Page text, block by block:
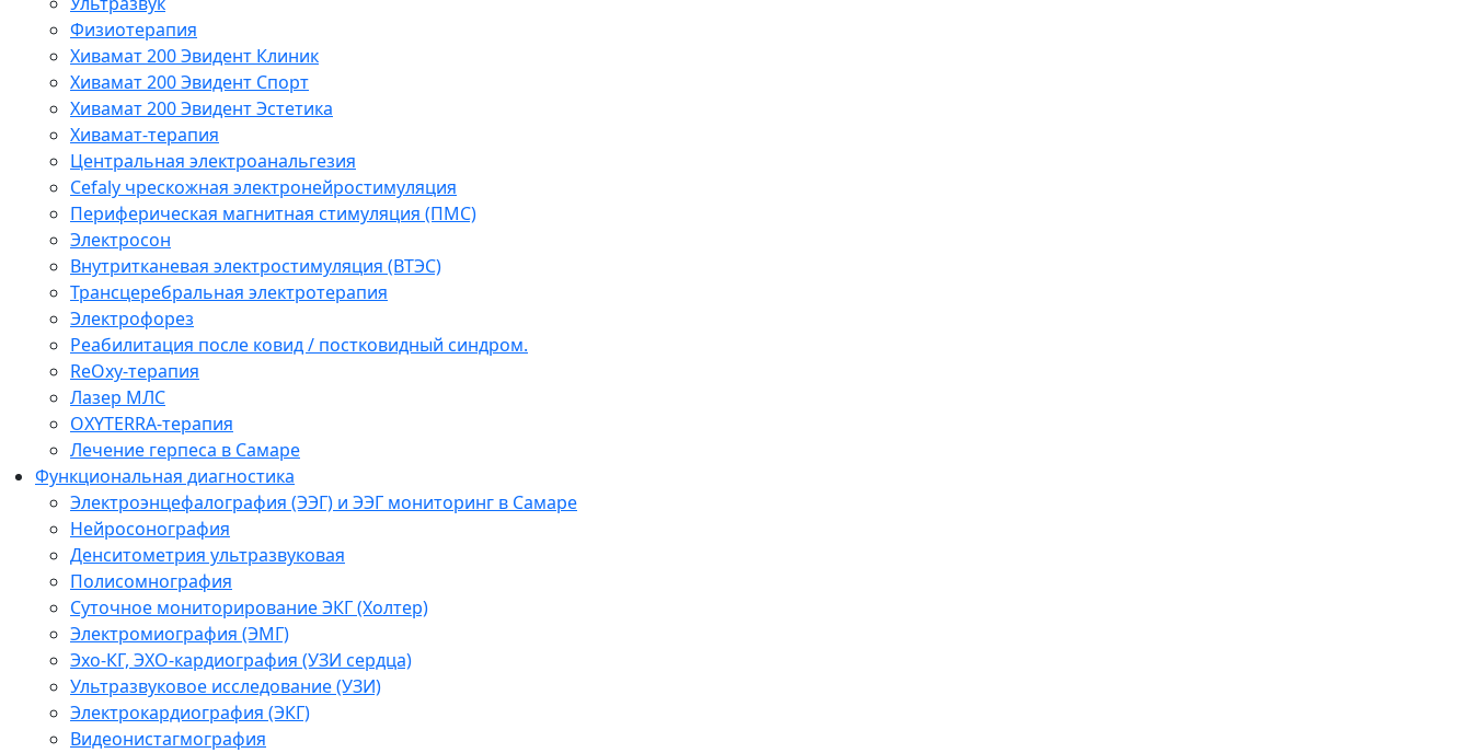
Физиотерапия
Хивамат 200 Эвидент Клиник
Хивамат 200 Эвидент Спорт
Хивамат 200 Эвидент Эстетика
Хивамат-терапия
Центральная электроанальгезия
Cefaly чреcкожная электронейростимуляция
Периферическая магнитная стимуляция (ПМС)
Электросон
Внутритканевая электростимуляция (ВТЭС)
Трансцеребральная электротерапия
Электрофорез
Реабилитация после ковид / постковидный синдром.
ReOxy-терапия
Лазер МЛС
OXYTERRA-терапия
Лечение герпеса в Самаре
Функциональная диагностика
Электроэнцефалография (ЭЭГ) и ЭЭГ мониторинг в Самаре
Нейросонография
Денситометрия ультразвуковая
Полисомнография
Суточное мониторирование ЭКГ (Холтер)
Электромиография (ЭМГ)
Эхо-КГ, ЭХО-кардиография (УЗИ сердца)
Ультразвуковое исследование (УЗИ)
Электрокардиография (ЭКГ)
Видеонистагмография